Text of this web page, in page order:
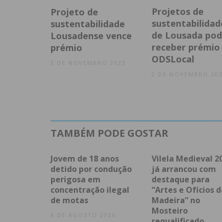
Projeto de
sustentabilidade
Lousadense vence
prémio
Projetos de
de Lousada
receber prémio
ODSLocal
TAMBÉM PODE GOSTAR
Jovem de 18 anos
detido por condução
perigosa em
concentração ilegal
de motas
8 DE AGOSTO 2026
Vilela Medieval
já arrancou com
destaque para
“Artes e Ofícios
Madeira” no
Mosteiro